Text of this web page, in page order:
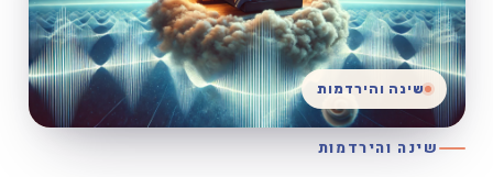
שינה והירדמות
שינה והירדמות